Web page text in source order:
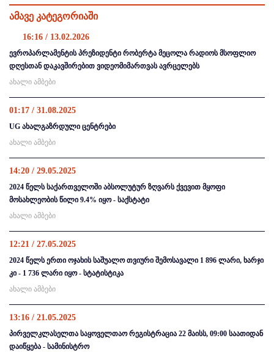
ამავე კატეგორიაში
16:16 / 13.02.2026
ევროპარლამენტის პრეზიდენტი რობერტა მეცოლა რადიოს მსოფლიო
დღესთან დაკავშირებით ვიდეომიმართვას ავრცელებს
ახალი ამბები
01:17 / 31.08.2025
UG ახალგაზრდული ცენტრები
ახალი ამბები
14:20 / 29.05.2025
2024 წელს საქართველოში აბსოლუტურ ზღვარს ქვევით მყოფი
მოსახლეობის წილი 9.4% იყო - საქსტატი
ახალი ამბები
12:21 / 27.05.2025
2024 წელს ერთი ოჯახის საშუალო თვიური შემოსავალი 1 896 ლარი, ხარჯი
კი - 1 736 ლარი იყო - სტატისტიკა
ახალი ამბები
13:16 / 21.05.2025
პირველკლასელთა საყოველთაო რეგისტრაცია 22 მაისს, 09:00 საათიდან
დაიწყება - სამინისტრო